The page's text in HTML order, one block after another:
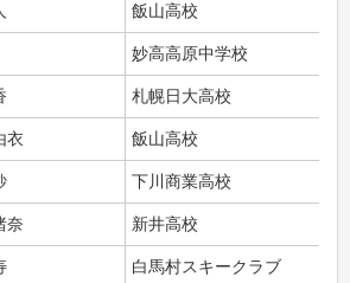
飯山高校
妙高高原中学校
札幌日大高校
衣 飯山高校
下川商業高校
奈 新井高校
白馬村スキークラブ